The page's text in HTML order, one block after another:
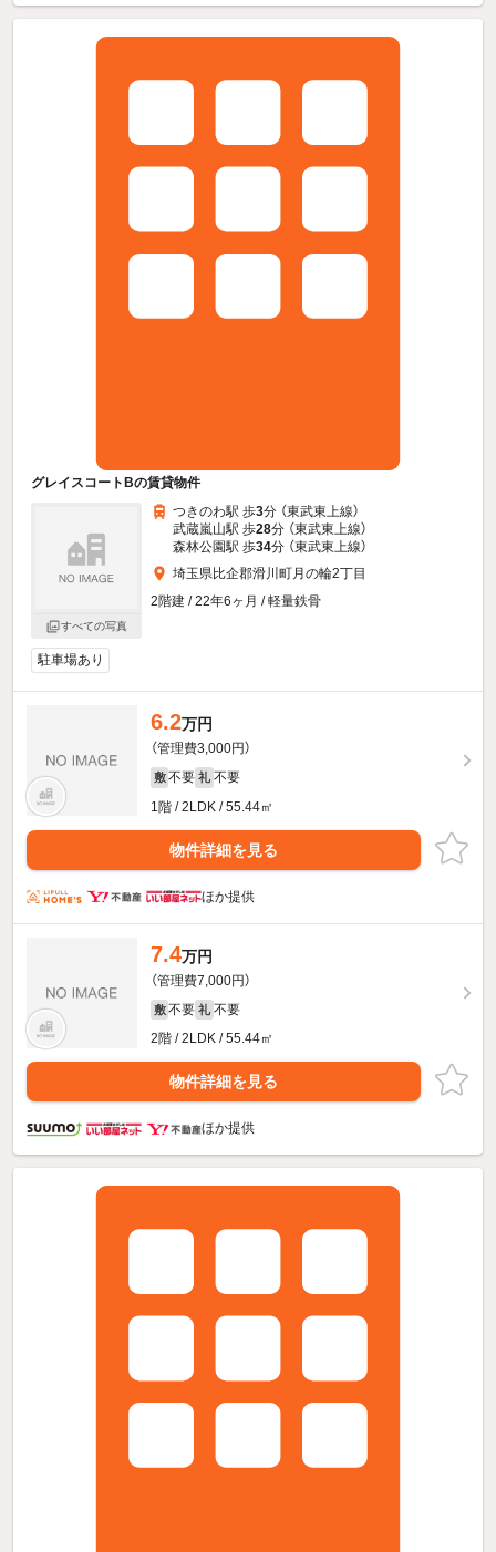
グレイスコートBの賃貸物件
すべての写真
つきのわ駅 歩3分 （東武東上線）
武蔵嵐山駅 歩28分 （東武東上線）
森林公園駅 歩34分 （東武東上線）
埼玉県比企郡滑川町月の輪2丁目
2階建 / 22年6ヶ月 / 軽量鉄骨
駐車場あり
6.2万円
（管理費3,000円）
敷 不要 礼 不要
1階 / 2LDK / 55.44㎡
物件詳細を見る
ほか提供
7.4万円
（管理費7,000円）
敷 不要 礼 不要
2階 / 2LDK / 55.44㎡
物件詳細を見る
ほか提供